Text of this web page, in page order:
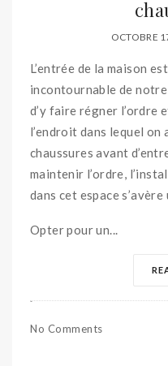
OCTOBRE
L’entrée de la maison
incontournable de
d’y faire régner l’ordre
l’endroit dans lequel on
chaussures avant
maintenir l’ordre,
dans cet espace s’avère
Opter pour un...
No Comments